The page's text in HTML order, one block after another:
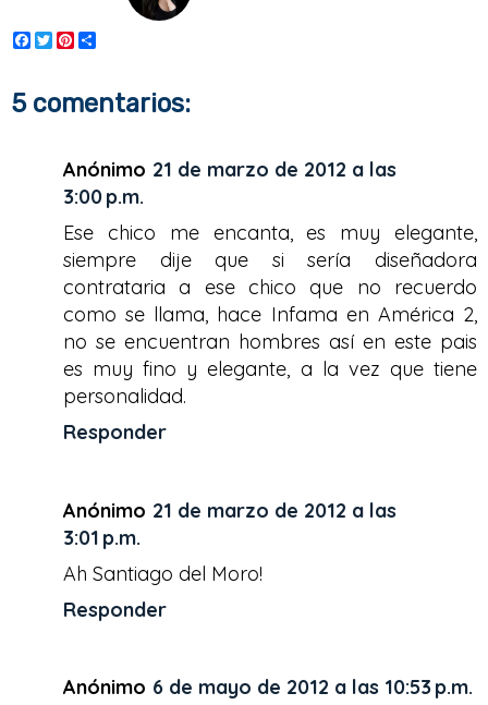
F
a
e
b
T
w
t
t
P
t
e
s
t
r
e
5 comentarios:
Anónimo 21 de marzo de 2012 a las
3:00 p.m.
Ese chico me encanta, es muy elegante,
siempre dije que si sería diseñadora
contrataria a ese chico que no recuerdo
como se llama, hace Infama en América 2,
no se encuentran hombres así en este pais
es muy fino y elegante, a la vez que tiene
personalidad.
Responder
Anónimo 21 de marzo de 2012 a las
3:01 p.m.
Ah Santiago del Moro!
Responder
Anónimo 6 de mayo de 2012 a las 10:53 p.m.